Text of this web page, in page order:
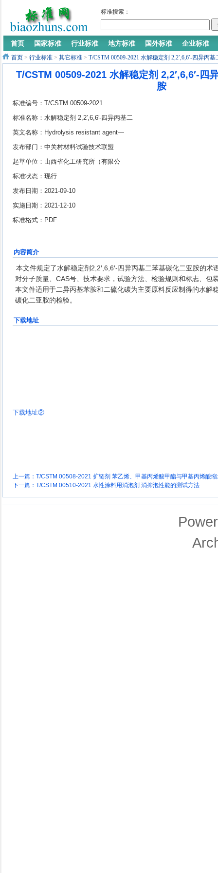
标准搜索：
首页 国家标准 行业标准 地方标准 国外标准 企业标准
首页 > 行业标准 > 其它标准 > T/CSTM 00509-2021 水解稳定剂 2,2′,6,6′-四异丙
T/CSTM 00509-2021 水解稳定剂 2,2′,6,6′-四
胺
标准编号：T/CSTM 00509-2021
标准名称：水解稳定剂 2,2′,6,6′-四异丙基二
苯基碳化二亚胺
英文名称：Hydrolysis resistant agent—
2,2′,6,6′-Tetraisopropyldiphenyl carbodiimide
发布部门：中关村材料试验技术联盟
起草单位：山西省化工研究所（有限公
司）、交城县吉昌信塑料助剂有限公司、昆
山鼎发化工有限公司、山西科通化工有限公
司
标准状态：现行
发布日期：2021-09-10
实施日期：2021-12-10
标准格式：PDF
内容简介
本文件规定了水解稳定剂2,2′,6,6′-四异丙基二苯基碳化二亚胺的术
对分子质量、CAS号、技术要求，试验方法、检验规则和标志、包
本文件适用于二异丙基苯胺和二硫化碳为主要原料反应制得的水解
碳化二亚胺的检验。
下载地址
下载地址②
上一篇： T/CSTM 00508-2021 扩链剂 苯乙烯、甲基丙烯酸甲酯与甲基丙烯酸
下一篇： T/CSTM 00510-2021 水性涂料用消泡剂 消抑泡性能的测试方法